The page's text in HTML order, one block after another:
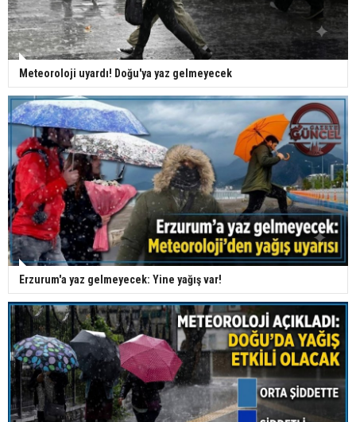
Meteoroloji uyardı! Doğu'ya yaz gelmeyecek
Erzurum'a yaz gelmeyecek: Yine yağış var!